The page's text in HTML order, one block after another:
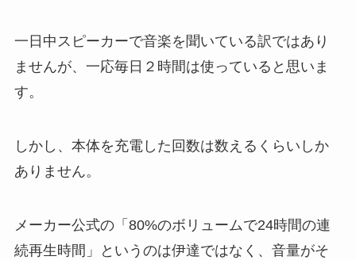
一日中スピーカーで音楽を聞いている訳ではあり
ませんが、一応毎日２時間は使っていると思いま
す。
しかし、本体を充電した回数は数えるくらいしか
ありません。
メーカー公式の「80%のボリュームで24時間の連
続再生時間」というのは伊達ではなく、音量がそ